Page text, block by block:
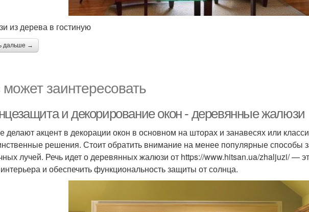
из дерева в гостиную
дальше →
заинтересовать
и декорирование окон - деревянные жалюзи
делают акцент в декорации окон в основном на шторах и занавесях или
решения. Стоит обратить внимание на менее популярные способы
лучей. Речь идет о деревянных жалюзи от https://www.hitsan.ua/zhaljuzi/ —
и обеспечить функциональность защиты от солнца.